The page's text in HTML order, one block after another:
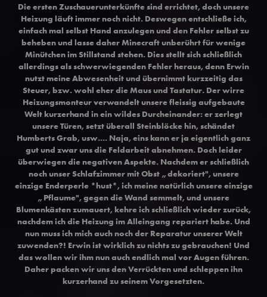
Die ersten Zuschauerunterkünfte sind errichtet, doch unsere
Heizung läuft immer noch nicht. Deswegen entschließe ich,
einfach mal selbst Hand anzulegen und den Fehler selbst zu
beheben und lasse daher Minecraft unberührt für wenige
Minütchen im Stillstand stehen. Dies stellt sich schließlich
allerdings als schwerwiegenden Fehler heraus, denn Erwin
nutzt meine Abwesenheit und übernimmt kurzzeitig das
Steuer, bzw. wohl eher die Maus und Tastatur. Der wirre
Heizungsmonteur verwandelt unsere fleissig aufgebaute
Welt kurzerhand in ein wildes Durcheinander: er zerlegt
unsere Türen, setzt überall Steinblöcke hin, schändet
Humberts Grab, usw.... Naja, eins kann er ja eigentlich ganz
gut und zwar uns die Feldarbeit abnehmen. Doch leider
überwiegen die negativen Aspekte. Nachdem er schließlich
noch unser Schlafzimmer mit Obst „dekoriert", unsere
einzige Enderperle *hust*, ich meine natürlich unsere einzige
„Pflaume", gegen die Wand semmelt, und unsere
Blumenkästen zumauert, kehre ich schließlich wieder zurück,
nachdem ich die Heizung im Alleingang repariert habe. Und
nun muss ich mich auch noch der Reparatur unserer Welt
zuwenden?! Erwin ist wirklich zu nichts zu gebrauchen! Und
das wollen wir ihm nun auch endlich mal vor Augen führen.
Daher packen wir uns den Verrückten und schleppen ihn
kurzerhand zu seinem Vorgesetzten.